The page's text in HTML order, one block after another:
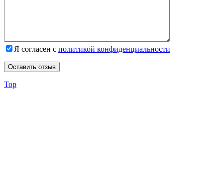
Я согласен с политикой конфиденциальности
Top